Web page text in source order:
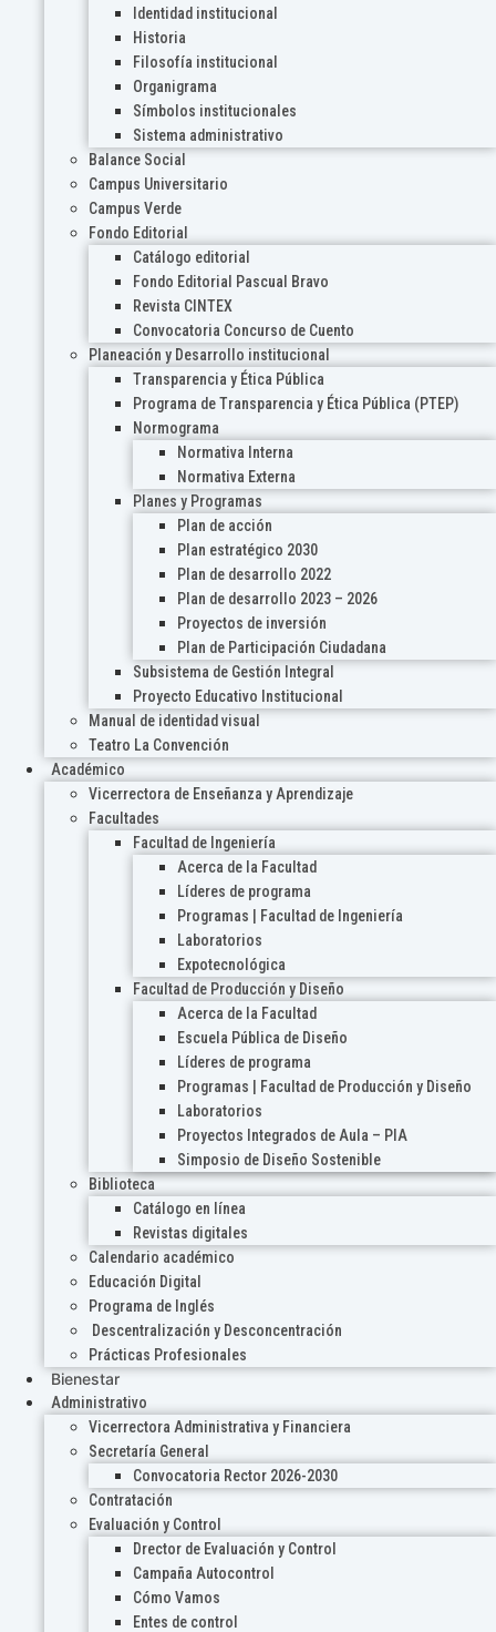
Identidad institucional
Historia
Filosofía institucional
Organigrama
Símbolos institucionales
Sistema administrativo
Balance Social
Campus Universitario
Campus Verde
Fondo Editorial
Catálogo editorial
Fondo Editorial Pascual Bravo
Revista CINTEX
Convocatoria Concurso de Cuento
Planeación y Desarrollo institucional
Transparencia y Ética Pública
Programa de Transparencia y Ética Pública (PTEP)
Normograma
Normativa Interna
Normativa Externa
Planes y Programas
Plan de acción
Plan estratégico 2030
Plan de desarrollo 2022
Plan de desarrollo 2023 – 2026
Proyectos de inversión
Plan de Participación Ciudadana
Subsistema de Gestión Integral
Proyecto Educativo Institucional
Manual de identidad visual
Teatro La Convención
Académico
Vicerrectora de Enseñanza y Aprendizaje
Facultades
Facultad de Ingeniería
Acerca de la Facultad
Líderes de programa
Programas | Facultad de Ingeniería
Laboratorios
Expotecnológica
Facultad de Producción y Diseño
Acerca de la Facultad
Escuela Pública de Diseño
Líderes de programa
Programas | Facultad de Producción y Diseño
Laboratorios
Proyectos Integrados de Aula – PIA
Simposio de Diseño Sostenible
Biblioteca
Catálogo en línea
Revistas digitales
Calendario académico
Educación Digital
Programa de Inglés
Descentralización y Desconcentración
Prácticas Profesionales
Bienestar
Administrativo
Vicerrectora Administrativa y Financiera
Secretaría General
Convocatoria Rector 2026-2030
Contratación
Evaluación y Control
Drector de Evaluación y Control
Campaña Autocontrol
Cómo Vamos
Entes de control